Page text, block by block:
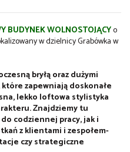
BUDYNEKWOLNOSTOJĄCYo
w dzielnicy Grabówka w
bryłą oraz dużymi
zapewniają doskonałe
lekko loftowa stylistyka
Znajdziemy tu
codziennej pracy, jak i
z klientami i zespołem-
czy strategiczne